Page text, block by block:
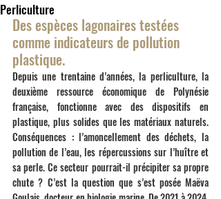
Perliculture
Des espèces lagonaires testées
comme indicateurs de pollution
plastique.
Depuis une trentaine d’années, la perliculture, la
deuxième ressource économique de Polynésie
française, fonctionne avec des dispositifs en
plastique, plus solides que les matériaux naturels.
Conséquences : l’amoncellement des déchets, la
pollution de l’eau, les répercussions sur l’huître et
sa perle. Ce secteur pourrait-il précipiter sa propre
chute ? C’est la question que s’est posée Maëva